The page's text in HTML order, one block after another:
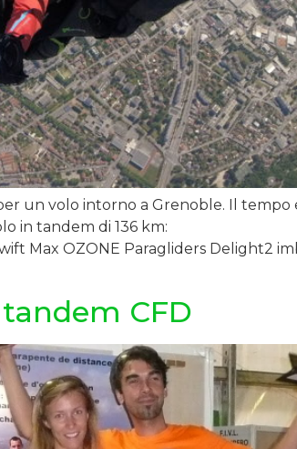
un volo intorno a Grenoble. Il tempo
in tandem di 136 km:
Max OZONE Paragliders Delight2
CFD